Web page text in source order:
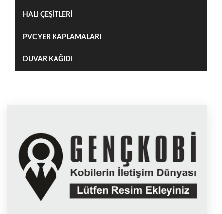
HALI ÇEŞİTLERİ
PVC YER KAPLAMALARI
DUVAR KAĞIDI